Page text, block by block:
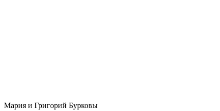
Мария и Григорий Бурковы